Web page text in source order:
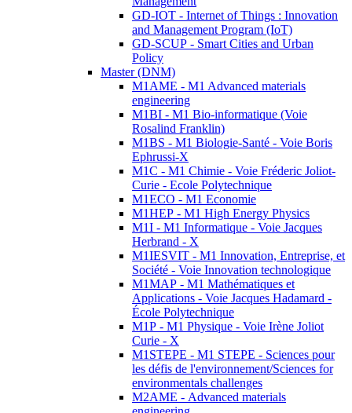
GD-IOT - Internet of Things : Innovation
and Management Program (IoT)
GD-SCUP - Smart Cities and Urban
Policy
Master (DNM)
M1AME - M1 Advanced materials
engineering
M1BI - M1 Bio-informatique (Voie
Rosalind Franklin)
M1BS - M1 Biologie-Santé - Voie Boris
Ephrussi-X
M1C - M1 Chimie - Voie Fréderic Joliot-
Curie - Ecole Polytechnique
M1ECO - M1 Economie
M1HEP - M1 High Energy Physics
M1I - M1 Informatique - Voie Jacques
Herbrand - X
M1IESVIT - M1 Innovation, Entreprise, et
Société - Voie Innovation technologique
M1MAP - M1 Mathématiques et
Applications - Voie Jacques Hadamard -
École Polytechnique
M1P - M1 Physique - Voie Irène Joliot
Curie - X
M1STEPE - M1 STEPE - Sciences pour
les défis de l'environnement/Sciences for
environmentals challenges
M2AME - Advanced materials